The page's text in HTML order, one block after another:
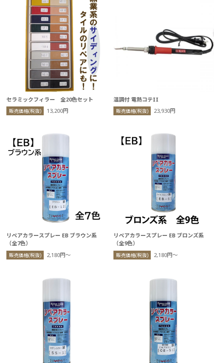
セラミックフィラー 全20色セット
販売価格(税抜) 13,200円
温調付 電熱コテII
販売価格(税抜) 23,930円
リペアカラースプレー EB ブラウン系
（全7色）
販売価格(税抜) 2,180円〜
リペアカラースプレー EB ブロンズ系
（全9色）
販売価格(税抜) 2,180円〜